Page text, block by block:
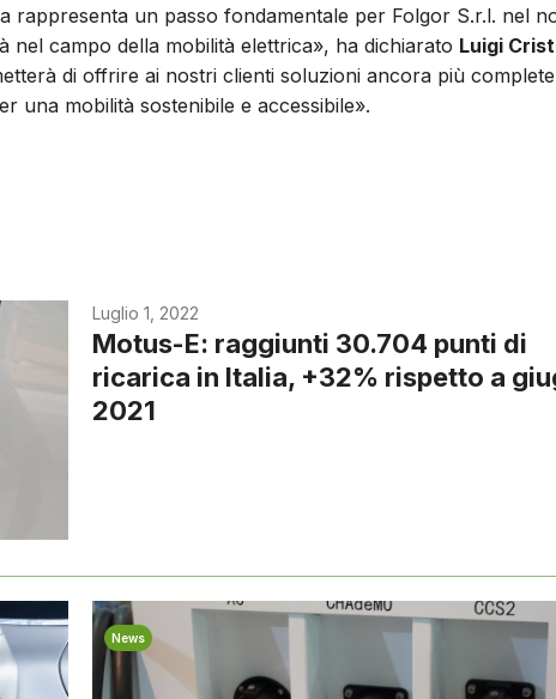
rappresenta un passo fondamentale per Folgor S.r.l. nel
campo della mobilità elettrica», ha dichiarato Luigi
di offrire ai nostri clienti soluzioni ancora più
una mobilità sostenibile e accessibile».
Luglio 1, 2022
Motus-E: raggiunti 30.704 punti di
ricarica in Italia, +32% rispetto a
2021
News